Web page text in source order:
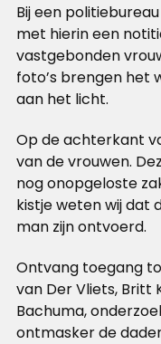
Bij een
met hierin een
vastgebonden
foto’s brengen het
aan het licht.
Op de achterkant
van de vrouwen.
nog onopgeloste
kistje weten wij dat
man zijn ontvoerd.
Ontvang toegang
van Der Vliets, Britt
Bachuma,
ontmasker de